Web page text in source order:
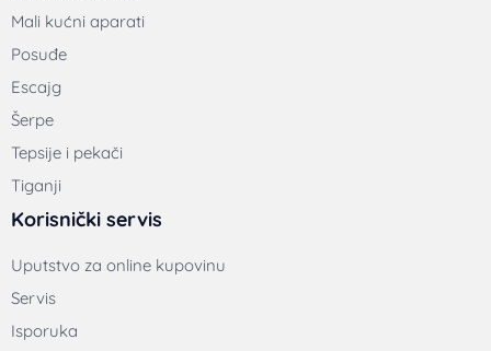
Mali kućni aparati
Posuđe
Escajg
Šerpe
Tepsije i pekači
Tiganji
Korisnički servis
Uputstvo za online kupovinu
Servis
Isporuka